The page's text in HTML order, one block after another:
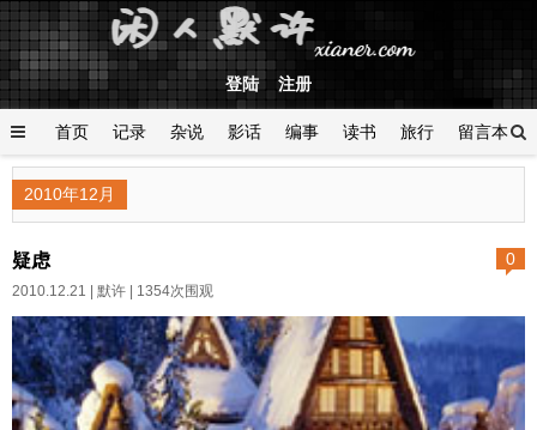
登陆 注册
首页 记录 杂说 影话 编事 读书 旅行 留言本
登陆
2010年12月
0
疑虑
2010.12.21 | 默许 | 1354次围观